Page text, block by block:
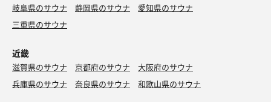
岐阜県のサウナ 静岡県のサウナ
愛知県のサウナ
三重県のサウナ
近畿
滋賀県のサウナ 京都府のサウナ
大阪府のサウナ
兵庫県のサウナ
奈良県のサウナ 和歌山県のサウナ